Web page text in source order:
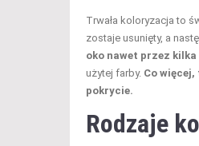
Trwała koloryzacja to
zostaje usunięty, a
oko nawet przez
użytej farby. Co
pokrycie.
Rodzaje